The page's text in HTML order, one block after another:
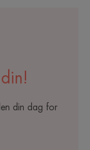
din dag for